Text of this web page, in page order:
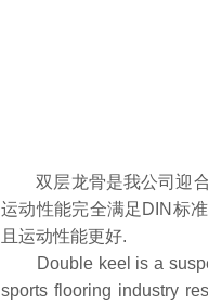
双层龙骨是我公司迎合
运动性能完全满足DIN标
且运动性能更好.
Double keel is a
sports flooring industry